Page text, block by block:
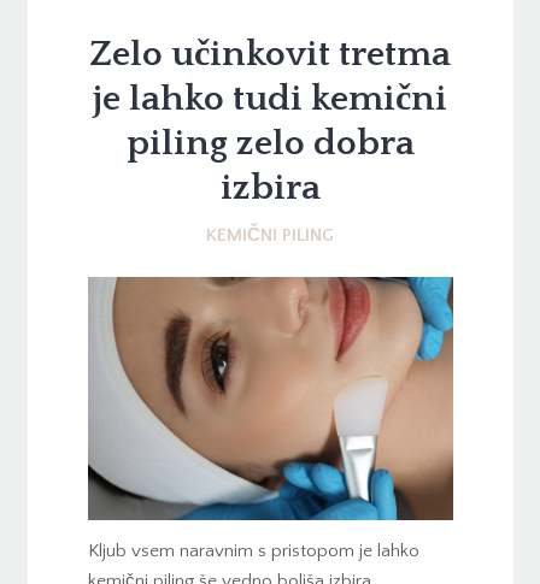
Zelo učinkovit tretma
je lahko tudi kemični
piling zelo dobra
izbira
KEMIČNI PILING
Kljub vsem naravnim s pristopom je lahko